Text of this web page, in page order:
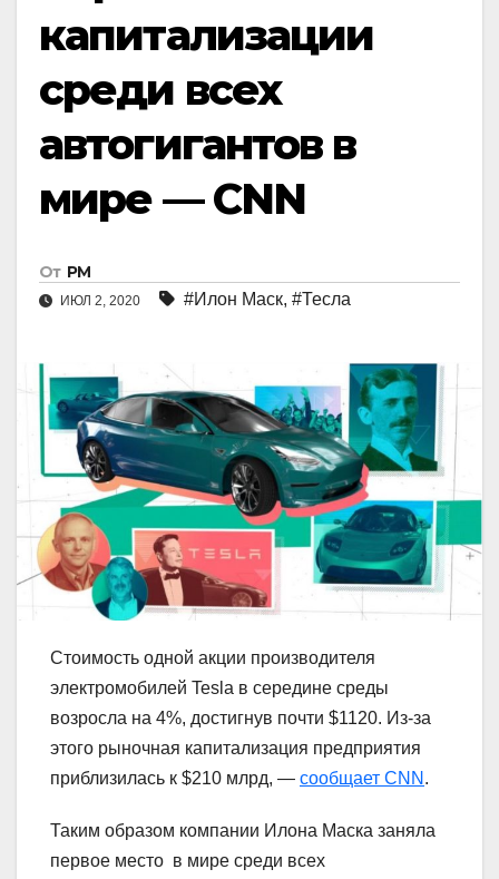
капитализации
среди всех
автогигантов в
мире — CNN
От РМ
ИЮЛ 2, 2020 #Илон Маск, #Тесла
Стоимость одной акции производителя
электромобилей Tesla в середине среды
возросла на 4%, достигнув почти $1120. Из-за
этого рыночная капитализация предприятия
приблизилась к $210 млрд, — сообщает CNN .
Таким образом компании Илона Маска заняла
первое место в мире среди всех